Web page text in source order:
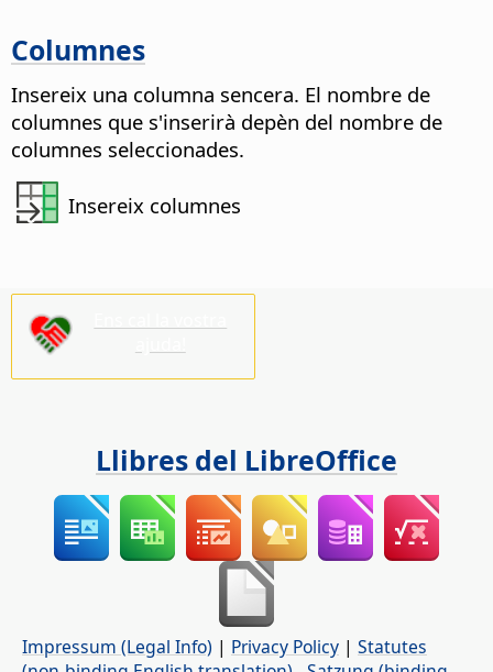
Columnes
Insereix una columna sencera. El nombre de
columnes que s'inserirà depèn del nombre de
columnes seleccionades.
Insereix columnes
Llibres del LibreOffice
Impressum (Legal Info) | Privacy Policy | Statutes